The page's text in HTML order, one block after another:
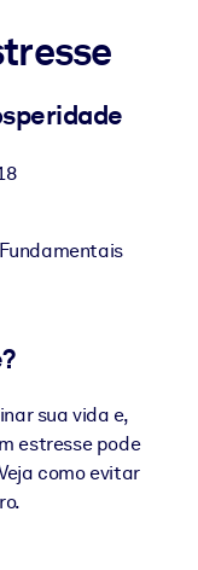
conhecimento de
confiável e
sua vida e,
estresse pode
como evitar